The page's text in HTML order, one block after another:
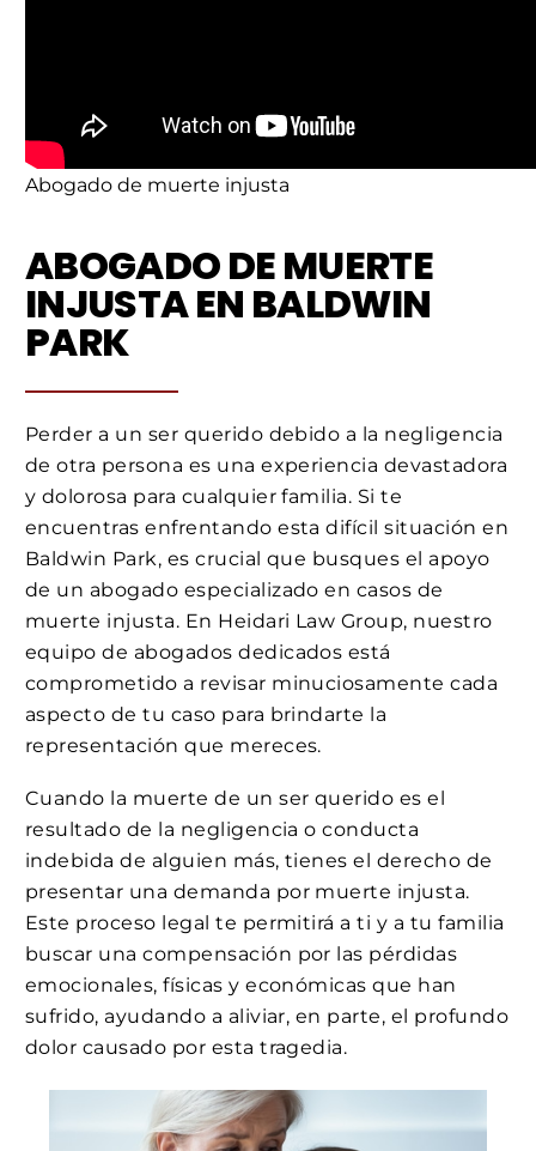
Abogado de muerte injusta
ABOGADO DE MUERTE
INJUSTA EN BALDWIN
PARK
Perder a un ser querido debido a la negligencia
de otra persona es una experiencia devastadora
y dolorosa para cualquier familia. Si te
encuentras enfrentando esta difícil situación en
Baldwin Park, es crucial que busques el apoyo
de un abogado especializado en casos de
muerte injusta. En Heidari Law Group, nuestro
equipo de abogados dedicados está
comprometido a revisar minuciosamente cada
aspecto de tu caso para brindarte la
representación que mereces.
Cuando la muerte de un ser querido es el
resultado de la negligencia o conducta
indebida de alguien más, tienes el derecho de
presentar una demanda por muerte injusta.
Este proceso legal te permitirá a ti y a tu familia
buscar una compensación por las pérdidas
emocionales, físicas y económicas que han
sufrido, ayudando a aliviar, en parte, el profundo
dolor causado por esta tragedia.